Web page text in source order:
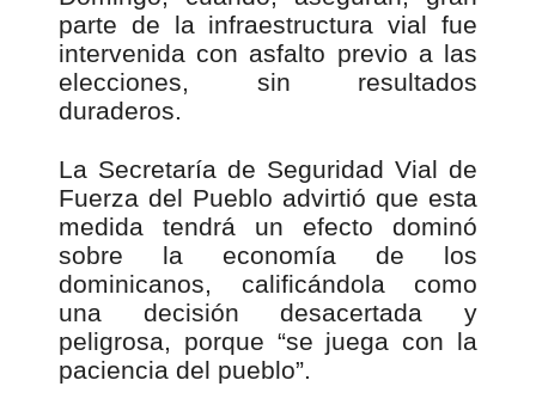
parte de la infraestructura vial fue
intervenida con asfalto previo a las
elecciones, sin resultados
duraderos.
La Secretaría de Seguridad Vial de
Fuerza del Pueblo advirtió que esta
medida tendrá un efecto dominó
sobre la economía de los
dominicanos, calificándola como
una decisión desacertada y
peligrosa, porque “se juega con la
paciencia del pueblo”.